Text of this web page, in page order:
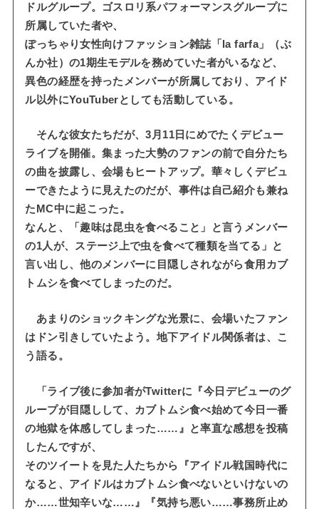
ドルグループ。ゴスロリ系パフォーマンスグループに
所属していた者や、
ぽっちゃり女性向けファッション雑誌「la farfa」（ぶ
んか社）の1期生モデルを務めていた者がいるなど、
異色の経歴を持ったメンバーが所属しており、アイド
ル以外にYouTuberとしても活動している。
そんな彼女たちだが、3月11日にめでたくデビュー
ライブを開催。集まった大勢のファンの前で自分たち
の曲を披露し、会場もヒートアップ。華々しくデビュ
ーできたように見えたのだが、事件は自己紹介も兼ね
たMC中に起こった。
なんと、「趣味は昆虫を食べること」と言うメンバー
の1人が、ステージ上で虫を食べて種類を当てる」と
言い出し、他のメンバーに目隠しされながら食用カブ
トムシを食べてしまったのだ。
あまりのショックキングな光景に、会場いたファン
はドン引きしていたよう。地下アイドル関係者は、こ
う語る。
「ライブ後に参加者がTwitterに『今日デビューのグ
ループが目隠しして、カブトムシ食べ始めて今日一番
の地獄を体感してしまった……』と率直な感想を投稿
したんですが、
そのツイートを見た人たちから『アイドル戦国時代に
なると、アイドルはカブトムシ食べないといけないの
か……世知辛いな……』『気持ち悪い……事務所止め